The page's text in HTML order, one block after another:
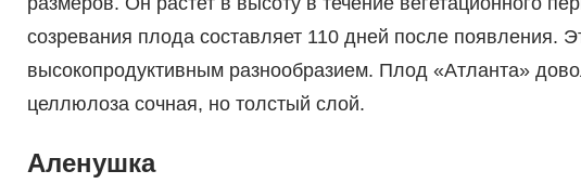
созревания плода составляет 110 дней после появления.
высокопродуктивным разнообразием. Плод «Атланта»
целлюлоза сочная, но толстый слой.
Аленушка